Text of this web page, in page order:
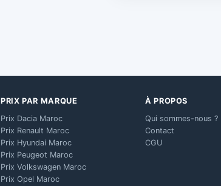
PRIX PAR MARQUE
Prix Dacia Maroc
Prix Renault Maroc
Prix Hyundai Maroc
Prix Peugeot Maroc
Prix Volkswagen Maroc
Prix Opel Maroc
À PROPOS
Qui sommes-nous ?
Contact
CGU